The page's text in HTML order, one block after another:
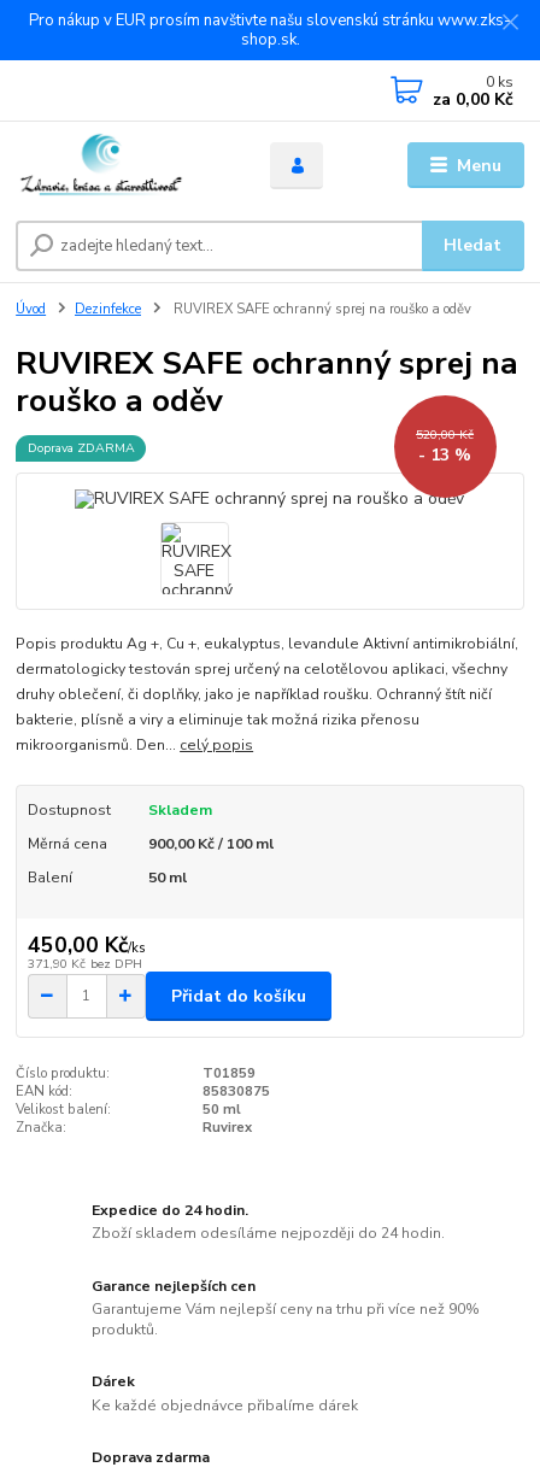
Pro nákup v EUR prosím navštivte našu slovenskú stránku www.zks-
shop.sk.
Menu
Hledat
0 ks
za 0,00 Kč
Úvod Dezinfekce RUVIREX SAFE ochranný sprej na rouško a oděv
RUVIREX SAFE ochranný sprej na
rouško a oděv
Doprava ZDARMA
520,00 Kč
- 13 %
Popis produktu Ag +, Cu +, eukalyptus, levandule Aktivní antimikrobiální,
dermatologicky testován sprej určený na celotělovou aplikaci, všechny
druhy oblečení, či doplňky, jako je například roušku. Ochranný štít ničí
bakterie, plísně a viry a eliminuje tak možná rizika přenosu
mikroorganismů. Den... celý popis
Dostupnost
Skladem
Měrná cena
900,00 Kč / 100 ml
Balení
50 ml
450,00 Kč/ks
371,90 Kč bez DPH
Přidat do košíku
Číslo produktu:
T01859
EAN kód:
85830875
Velikost balení:
50 ml
Značka:
Ruvirex
Expedice do 24 hodin.
Zboží skladem odesíláme nejpozději do 24 hodin.
Garance nejlepších cen
Garantujeme Vám nejlepší ceny na trhu při více než 90%
produktů.
Dárek
Ke každé objednávce přibalíme dárek
Doprava zdarma